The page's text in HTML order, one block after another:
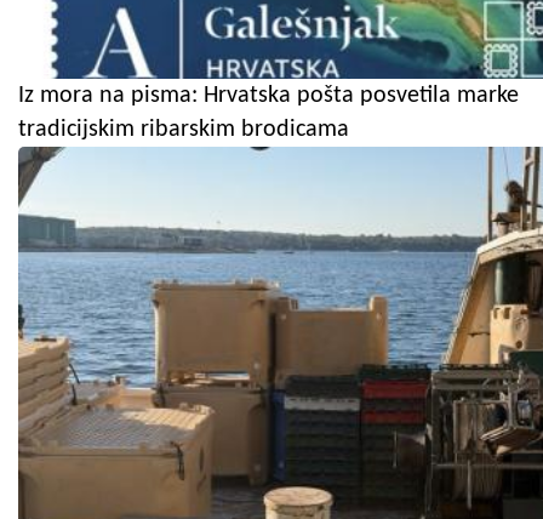
Iz mora na pisma: Hrvatska pošta posvetila marke
tradicijskim ribarskim brodicama